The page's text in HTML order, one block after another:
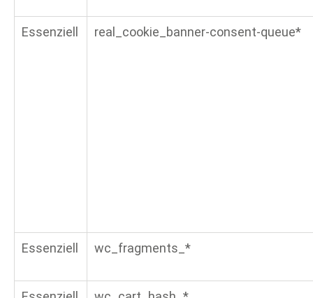
Essenziell real_cookie_banner-consent-queue*
Essenziell wc_fragments_*